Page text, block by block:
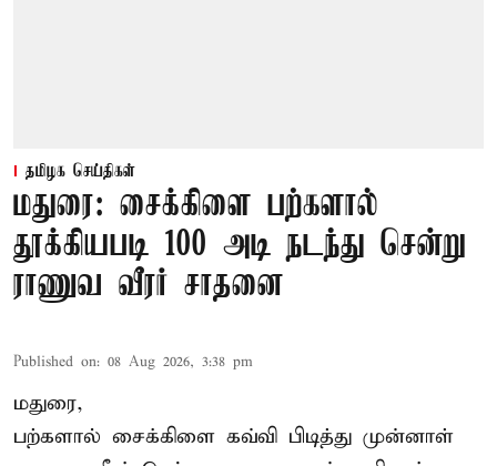
தமிழக செய்திகள்
மதுரை: சைக்கிளை பற்களால்
தூக்கியபடி 100 அடி நடந்து சென்று
ராணுவ வீரர் சாதனை
Published on: 08 Aug 2026, 3:38 pm
மதுரை,
பற்களால் சைக்கிளை கவ்வி பிடித்து முன்னாள்